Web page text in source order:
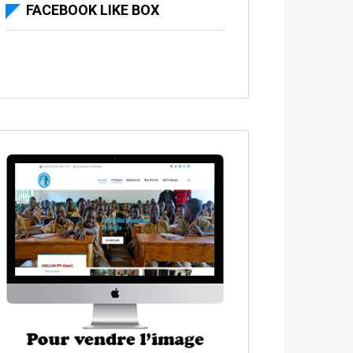
FACEBOOK LIKE BOX